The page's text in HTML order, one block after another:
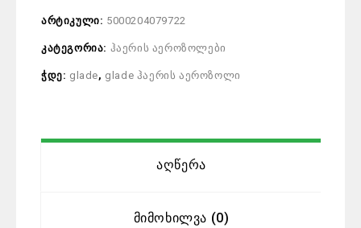
არტიკული: 5000204079722
კატეგორია: ჰაერის აეროზოლები
ჭდე: glade, glade ჰაერის აეროზოლი
Აღწერა
Მიმოხილვა (0)